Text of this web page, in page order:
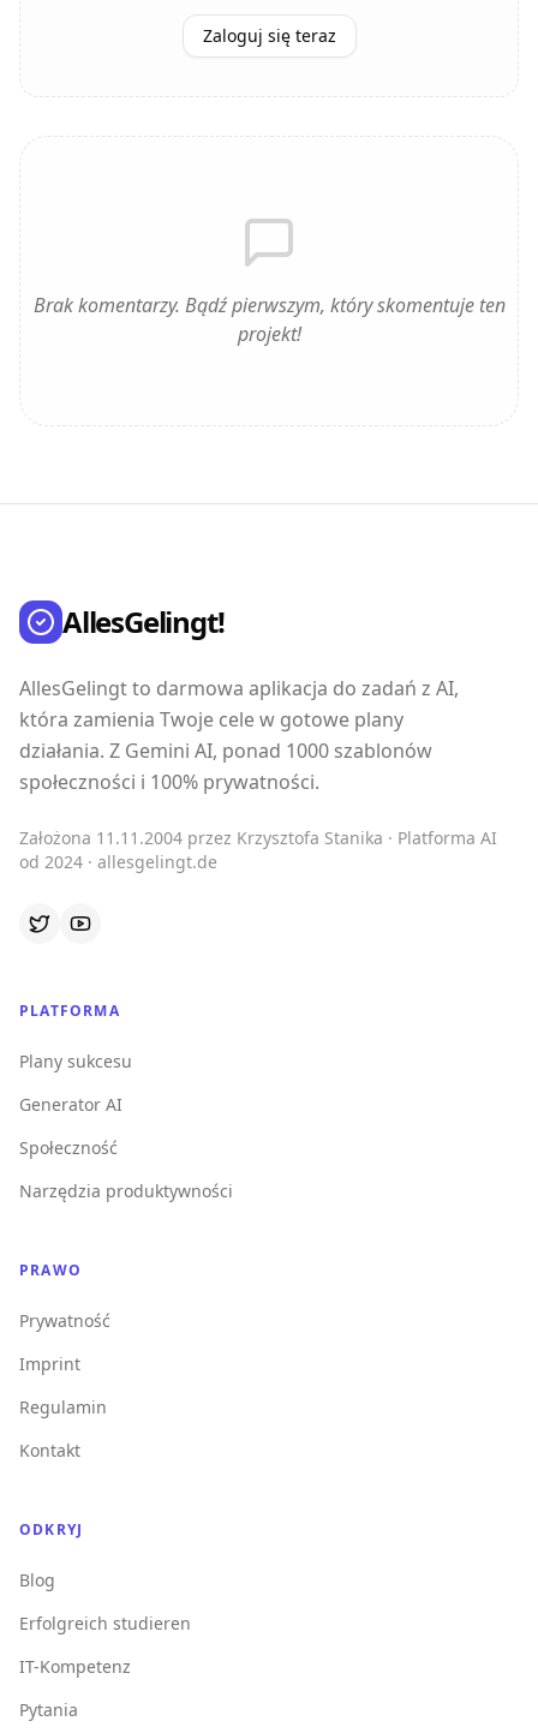
Zaloguj się teraz
Brak komentarzy. Bądź pierwszym, który skomentuje ten
projekt!
AllesGelingt!
AllesGelingt to darmowa aplikacja do zadań z AI,
która zamienia Twoje cele w gotowe plany
działania. Z Gemini AI, ponad 1000 szablonów
społeczności i 100% prywatności.
Założona 11.11.2004 przez Krzysztofa Stanika · Platforma AI
od 2024 · allesgelingt.de
PLATFORMA
Plany sukcesu
Generator AI
Społeczność
Narzędzia produktywności
PRAWO
Prywatność
Imprint
Regulamin
Kontakt
ODKRYJ
Blog
Erfolgreich studieren
IT-Kompetenz
Pytania